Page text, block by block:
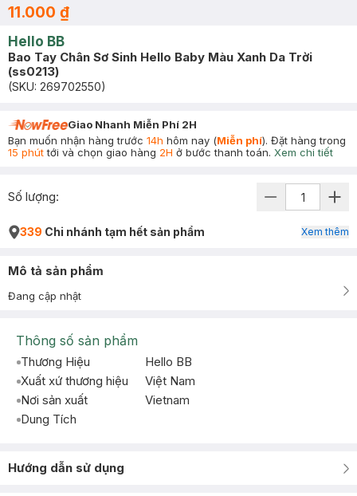
11.000 ₫
Hello BB
Bao Tay Chân Sơ Sinh Hello Baby Màu Xanh Da Trời
(ss0213)
(SKU: 269702550)
Giao Nhanh Miễn Phí 2H
Bạn muốn nhận hàng trước 14h hôm nay (Miễn phí). Đặt hàng trong
15 phúttới và chọn giao hàng 2H ở bước thanh toán. Xem chi tiết
Số lượng:
339 Chi nhánh tạm hết sản phẩm Xem thêm
Mô tả sản phẩm
Đang cập nhật
Thông số sản phẩm
Thương Hiệu
Hello BB
Xuất xứ thương hiệu
Việt Nam
Nơi sản xuất
Vietnam
Dung Tích
Hướng dẫn sử dụng